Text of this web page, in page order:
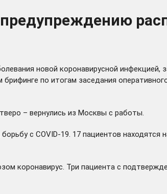
новой коронавирусной инфекцией,
по итогам заседания
– вернулись из Москвы с работы.
с COVID-19. 17 пациентов находятся
коронавирус. Три пациента с